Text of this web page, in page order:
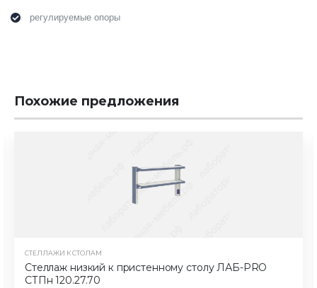
регулируемые опоры
Похожие предложения
СТЕЛЛАЖИ К СТОЛАМ
Стеллаж низкий к пристенному столу ЛАБ-PRO
СТПн 120.27.70